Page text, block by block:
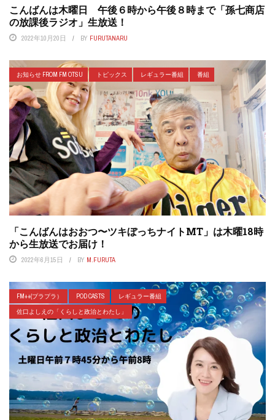
こんばんは木曜日 午後６時から午後８時まで「孫七商店
の放課後ラジオ」生放送！
2022年10月20日 BY FURUTANARU
お知らせ FROM FM OTSU トピックス レギュラー番組 番組
「こんばんはおおつ〜ツキぼっちナイトMT」は木曜18時
から生放送でお届け！
2022年6月15日 BY M.FURUTA
FM++(プラプラ） POD CASTS
レギュラー番組
佐口よしえの「くらしと政治とわたし」